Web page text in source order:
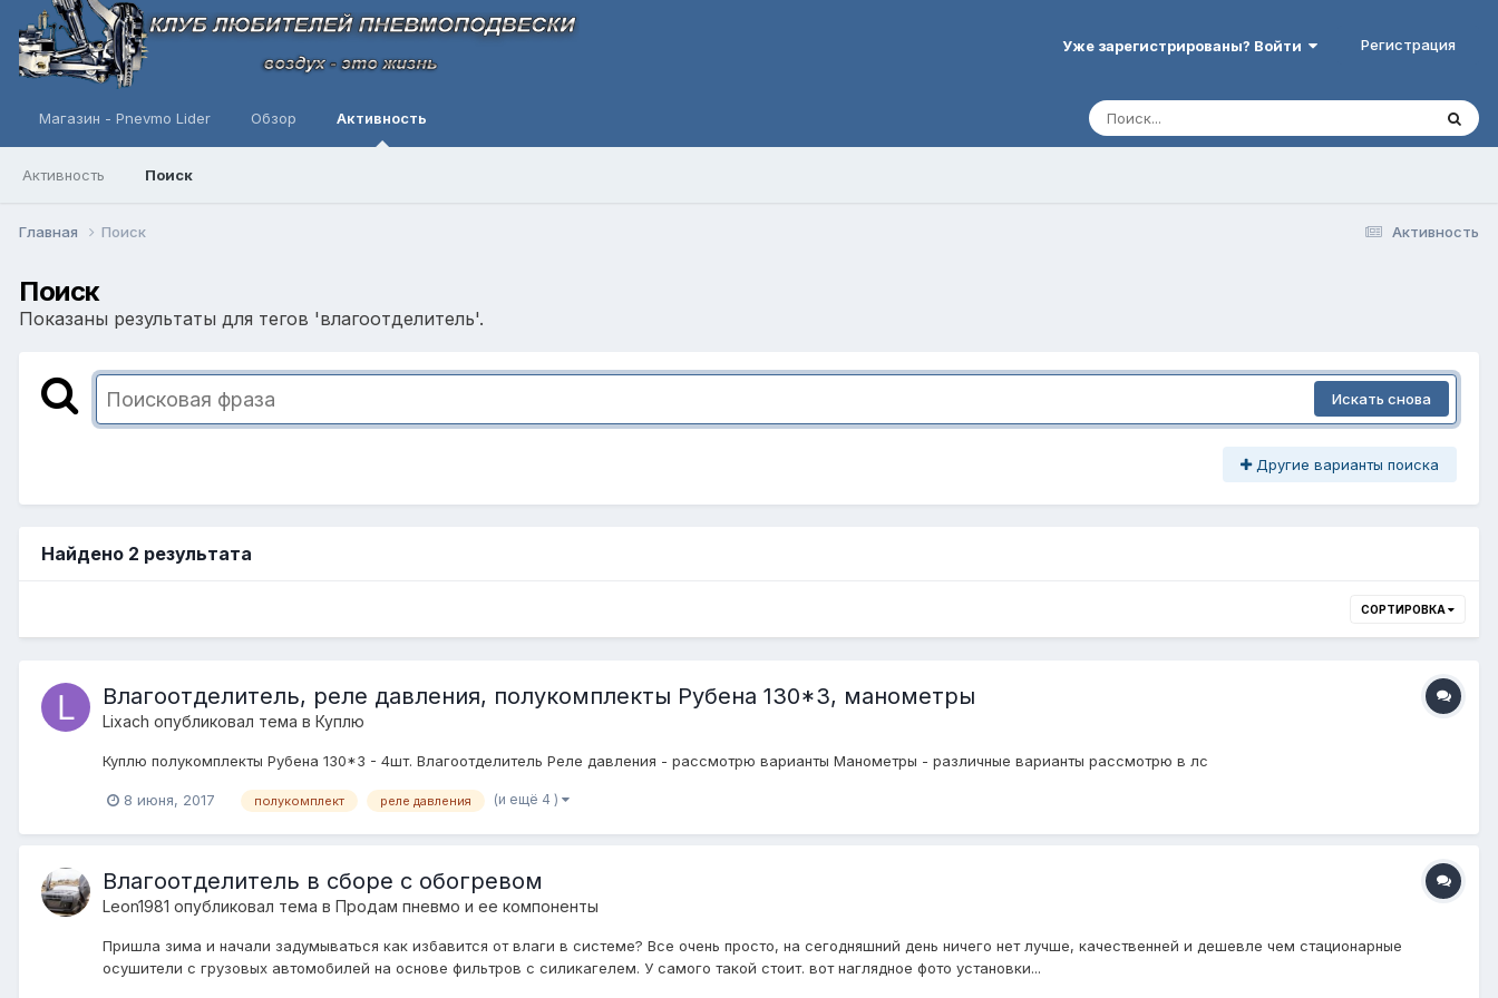
Уже зарегистрированы? Войти Регистрация
Магазин - Pnevmo Lider Обзор Активность
Активность Поиск
Активность
Главная Поиск
Поиск
Показаны результаты для тегов 'влагоотделитель'.
Искать снова
Другие варианты поиска
Найдено 2 результата
СОРТИРОВКА
Влагоотделитель, реле давления, полукомплекты Рубена 130*3, манометры
Lixach опубликовал тема в Куплю
Куплю полукомплекты Рубена 130*3 - 4шт. Влагоотделитель Реле давления - рассмотрю варианты Манометры - различные варианты рассмотрю в лс
8 июня, 2017 полукомплект реле давления (и ещё 4 )
Влагоотделитель в сборе с обогревом
Leon1981 опубликовал тема в Продам пневмо и ее компоненты
Пришла зима и начали задумываться как избавится от влаги в системе? Все очень просто, на сегодняшний день ничего нет лучше, качественней и дешевле чем стационарные
осушители с грузовых автомобилей на основе фильтров с силикагелем. У самого такой стоит. вот наглядное фото установки...